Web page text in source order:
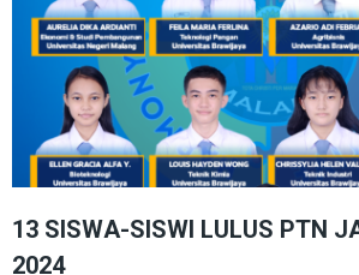
13 SISWA-SISWI LULUS PTN
2024